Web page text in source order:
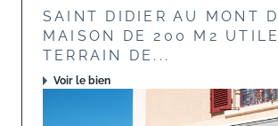
SAINT DIDIER AU MONT
MAISON DE 200 M2
TERRAIN DE...
Voir le bien